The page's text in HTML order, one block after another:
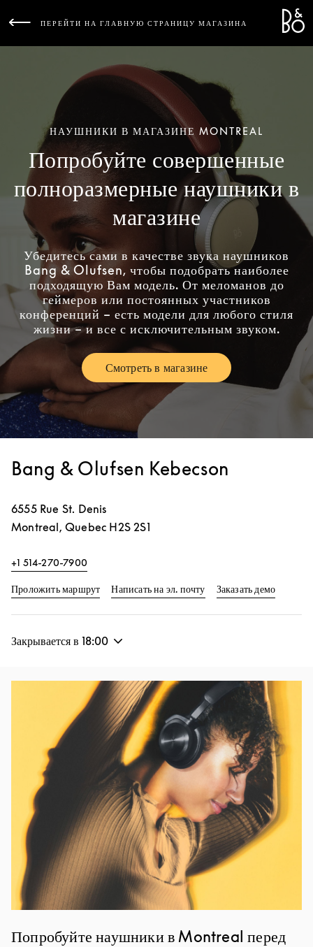
ПЕРЕЙТИ НА ГЛАВНУЮ СТРАНИЦУ МАГАЗИНА
НАУШНИКИ В МАГАЗИНЕ MONTREAL
Попробуйте совершенные
полноразмерные наушники в
магазине
Убедитесь сами в качестве звука наушников
Bang & Olufsen, чтобы подобрать наиболее
подходящую Вам модель. От меломанов до
геймеров или постоянных участников
конференций – есть модели для любого стиля
жизни – и все с исключительным звуком.
Смотреть в магазинеLink Opens in New Tab
Bang & Olufsen Kebecson
6555 Rue St. Denis
Montreal, Quebec H2S 2S1
+1 514-270-7900
Проложить маршрутLink Opens in New Tab
Написать на эл. почту Заказать демо
Закрывается в 18:00
Изображение события
Попробуйте наушники в Montreal перед